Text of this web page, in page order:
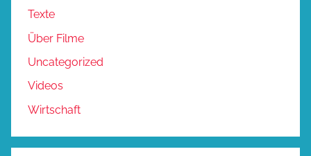
Texte
Über Filme
Uncategorized
Videos
Wirtschaft